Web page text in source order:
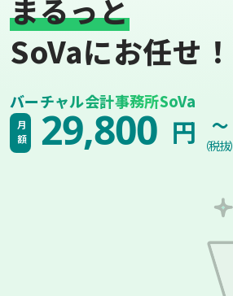
まるっと
SoVaにお任せ！
バーチャル会計事務所SoVa
月額 29,800 円 ~
（税抜）